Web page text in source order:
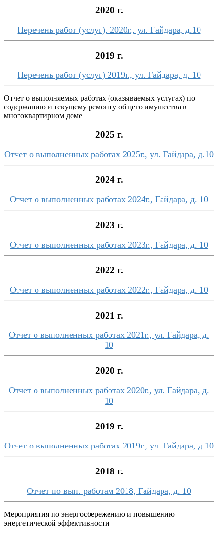
2020 г.
Перечень работ (услуг), 2020г., ул. Гайдара, д.10
2019 г.
Перечень работ (услуг) 2019г., ул. Гайдара, д. 10
Отчет о выполняемых работах (оказываемых услугах) по
содержанию и текущему ремонту общего имущества в
многоквартирном доме
2025 г.
Отчет о выполненных работах 2025г., ул. Гайдара, д.10
2024 г.
Отчет о выполненных работах 2024г., Гайдара, д. 10
2023 г.
Отчет о выполненных работах 2023г., Гайдара, д. 10
2022 г.
Отчет о выполненных работах 2022г., Гайдара, д. 10
2021 г.
Отчет о выполненных работах 2021г., ул. Гайдара, д.
10
2020 г.
Отчет о выполненных работах 2020г., ул. Гайдара, д.
10
2019 г.
Отчет о выполненных работах 2019г., ул. Гайдара, д.10
2018 г.
Отчет по вып. работам 2018, Гайдара, д. 10
Мероприятия по энергосбережению и повышению
энергетической эффективности